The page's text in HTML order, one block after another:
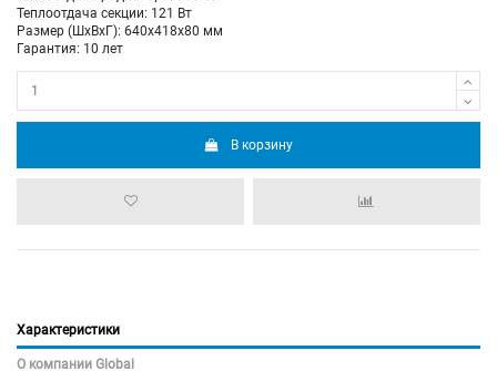
Теплоотдача секции: 121 Вт
Размер (ШхВхГ): 640х418х80 мм
Гарантия: 10 лет
В корзину
Характеристики
О компании Global